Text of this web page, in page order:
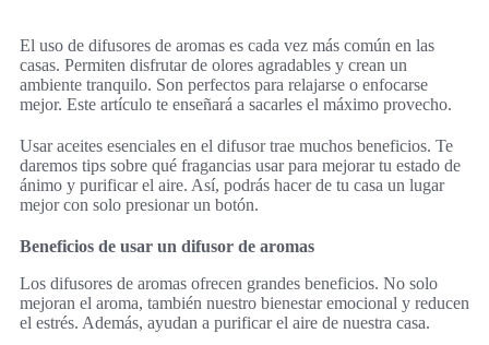
El uso de difusores de aromas es cada vez más común en las
casas. Permiten disfrutar de olores agradables y crean un
ambiente tranquilo. Son perfectos para relajarse o enfocarse
mejor. Este artículo te enseñará a sacarles el máximo provecho.
Usar aceites esenciales en el difusor trae muchos beneficios. Te
daremos tips sobre qué fragancias usar para mejorar tu estado de
ánimo y purificar el aire. Así, podrás hacer de tu casa un lugar
mejor con solo presionar un botón.
Beneficios de usar un difusor de aromas
Los difusores de aromas ofrecen grandes beneficios. No solo
mejoran el aroma, también nuestro bienestar emocional y reducen
el estrés. Además, ayudan a purificar el aire de nuestra casa.